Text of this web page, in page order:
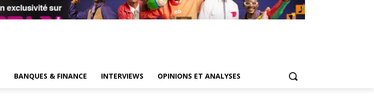
BANQUES & FINANCE INTERVIEWS OPINIONS ET ANALYSES